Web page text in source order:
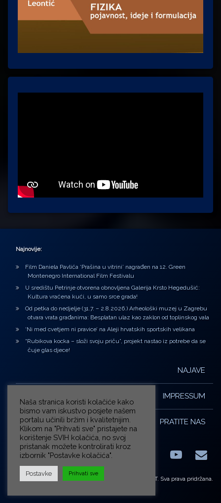
Najnovije:
Film Daniela Pavlića ‘Prašina u vitrini’ nagrađen na 12. Green
Montenegro International Film Festivalu
U središtu Petrinje otvorena obnovljena Galerija Krsto Hegedušić:
Kultura vraćena kući, u samo srce grada!
Od petka do nedjelje (31.7. – 2.8.2026.) Arheološki muzej u Zagrebu
otvara vrata građanima: Besplatan ulaz kao zaklon od toplinskog vala
‘Ni med cvetjem ni pravice’ na Aleji hrvatskih sportskih velikana
“Rubikova kocka – složi svoju priču”, projekt nastao iz potrebe da se
čuje glas djece!
NAJAVE
IMPRESSUM
PRATITE NAS
FacebookLinkedIn E-
© ZG-KULT. Sva prava pridržana.
Naša stranica koristi kolačiće kako
bismo vam iskustvo posjete našem
portalu učinili bržim i kvalitetnijim.
Klikom na "Prihvati sve" pristajete na
korištenje SVIH kolačića, no svoj
pristanak možete kontrolirati kroz
izbornik "Postavke kolačića".
Postavke Prihvati sve